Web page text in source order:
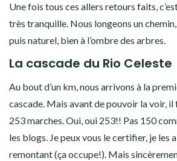
Une fois tous ces allers retours faits,
très tranquille. Nous longeons un
puis naturel, bien à l’ombre des arbres.
La cascade du Rio Celeste
Au bout d’un km, nous arrivons à la
cascade. Mais avant de pouvoir la voir, il
253 marches. Oui, oui 253!! Pas 150
les blogs. Je peux vous le certifier, je les
remontant (ça occupe!). Mais